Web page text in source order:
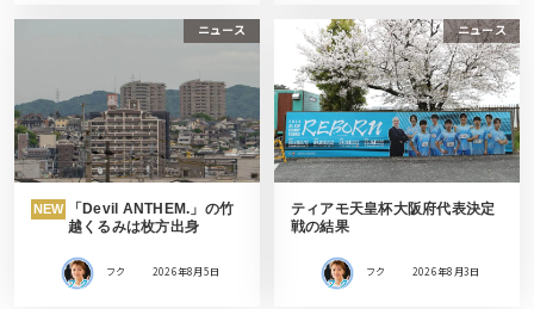
ニュース
NEW
「Devil ANTHEM.」の竹
越くるみは枚方出身
フク 2026年8月5日
ニュース
ティアモ天皇杯大阪府代表決定
戦の結果
フク 2026年8月3日